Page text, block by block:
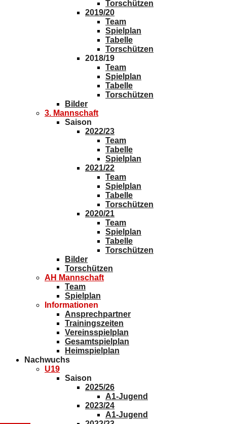
Torschützen
2019/20
Team
Spielplan
Tabelle
Torschützen
2018/19
Team
Spielplan
Tabelle
Torschützen
Bilder
3. Mannschaft
Saison
2022/23
Team
Tabelle
Spielplan
2021/22
Team
Spielplan
Tabelle
Torschützen
2020/21
Team
Spielplan
Tabelle
Torschützen
Bilder
Torschützen
AH Mannschaft
Team
Spielplan
Informationen
Ansprechpartner
Trainingszeiten
Vereinsspielplan
Gesamtspielplan
Heimspielplan
Nachwuchs
U19
Saison
2025/26
A1-Jugend
2023/24
A1-Jugend